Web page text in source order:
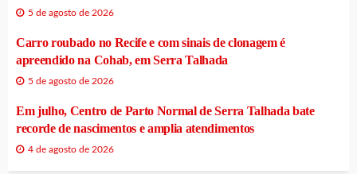
5 de agosto de 2026
Carro roubado no Recife e com sinais de clonagem é
apreendido na Cohab, em Serra Talhada
5 de agosto de 2026
Em julho, Centro de Parto Normal de Serra Talhada bate
recorde de nascimentos e amplia atendimentos
4 de agosto de 2026